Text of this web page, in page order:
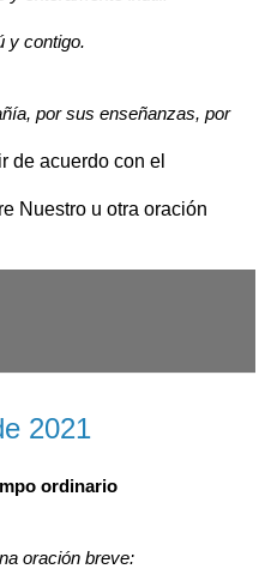
y contigo.
por sus enseñanzas, por
acuerdo con el
Nuestro u otra oración
2021
ordinario
oración breve: